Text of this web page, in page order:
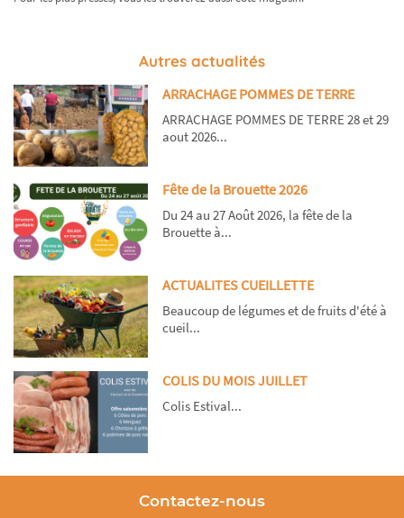
Autres actualités
ARRACHAGE POMMES DE TERRE
ARRACHAGE POMMES DE TERRE 28 et 29
aout 2026...
Fête de la Brouette 2026
Du 24 au 27 Août 2026, la fête de la
Brouette à...
ACTUALITES CUEILLETTE
Beaucoup de légumes et de fruits d'été à
cueil...
COLIS DU MOIS JUILLET
Colis Estival...
Contactez-nous